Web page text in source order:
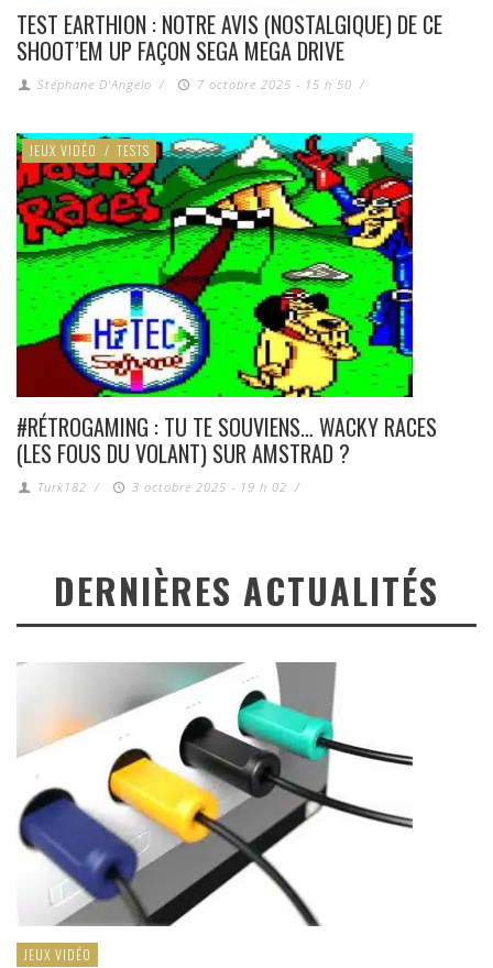
TEST EARTHION : NOTRE AVIS (NOSTALGIQUE) DE CE
SHOOT’EM UP FAÇON SEGA MEGA DRIVE
Stéphane D'Angelo / 7 octobre 2025 - 15 h 50 /
JEUX VIDÉO / TESTS
#RÉTROGAMING : TU TE SOUVIENS… WACKY RACES
(LES FOUS DU VOLANT) SUR AMSTRAD ?
Turk182 / 3 octobre 2025 - 19 h 02 /
DERNIÈRES ACTUALITÉS
JEUX VIDÉO